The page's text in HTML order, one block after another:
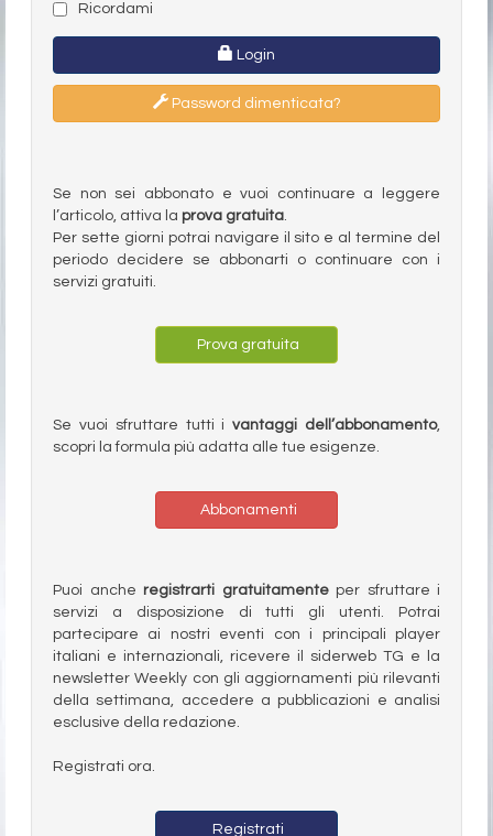
Ricordami
Login
Password dimenticata?
Se non sei abbonato e vuoi continuare a leggere
l’articolo, attiva la prova gratuita.
Per sette giorni potrai navigare il sito e al termine del
periodo decidere se abbonarti o continuare con i
servizi gratuiti.
Prova gratuita
Se vuoi sfruttare tutti ivantaggi dell’abbonamento,
scopri la formula più adatta alle tue esigenze.
Abbonamenti
Puoi anche registrarti gratuitamenteper sfruttare i
servizi a disposizione di tutti gli utenti. Potrai
partecipare ai nostri eventi con i principali player
italiani e internazionali, ricevere il siderweb TG e la
newsletter Weekly con gli aggiornamenti più rilevanti
della settimana, accedere a pubblicazioni e analisi
esclusive della redazione.
Registrati ora.
Registrati